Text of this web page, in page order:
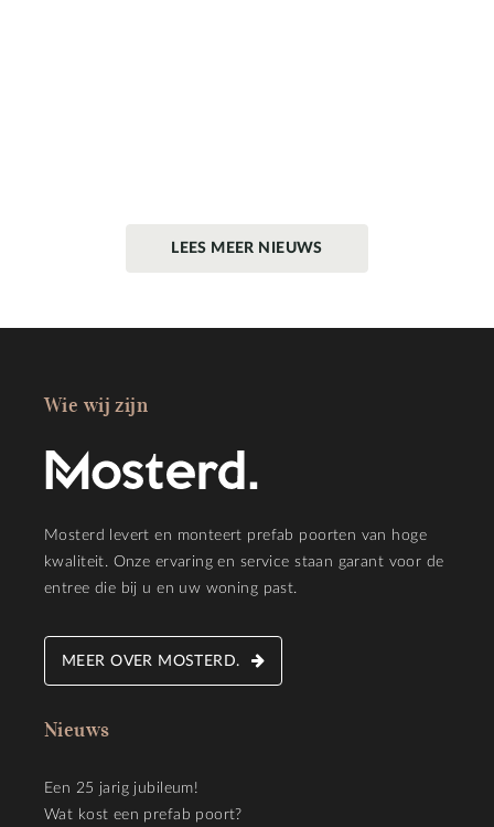
LEES MEER NIEUWS
Wie wij zijn
Mosterd levert en monteert prefab poorten van hoge
kwaliteit. Onze ervaring en service staan garant voor de
entree die bij u en uw woning past.
MEER OVER MOSTERD.
Nieuws
Een 25 jarig jubileum!
Wat kost een prefab poort?